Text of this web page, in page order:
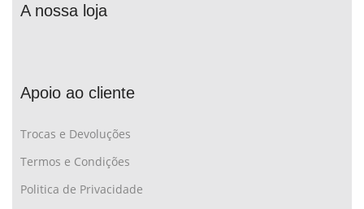
A nossa loja
Apoio ao cliente
Trocas e Devoluções
Termos e Condições
Politica de Privacidade